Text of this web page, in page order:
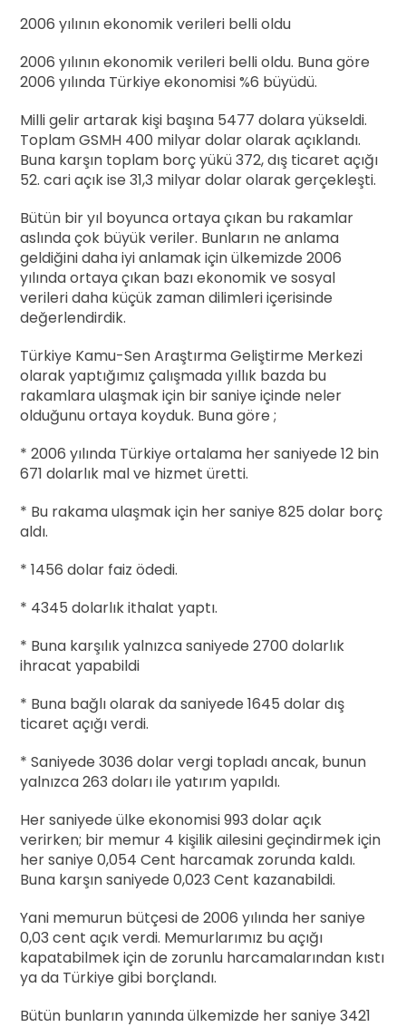
2006 yılının ekonomik verileri belli oldu
2006 yılının ekonomik verileri belli oldu. Buna göre
2006 yılında Türkiye ekonomisi %6 büyüdü.
Milli gelir artarak kişi başına 5477 dolara yükseldi.
Toplam GSMH 400 milyar dolar olarak açıklandı.
Buna karşın toplam borç yükü 372, dış ticaret açığı
52. cari açık ise 31,3 milyar dolar olarak gerçekleşti.
Bütün bir yıl boyunca ortaya çıkan bu rakamlar
aslında çok büyük veriler. Bunların ne anlama
geldiğini daha iyi anlamak için ülkemizde 2006
yılında ortaya çıkan bazı ekonomik ve sosyal
verileri daha küçük zaman dilimleri içerisinde
değerlendirdik.
Türkiye Kamu-Sen Araştırma Geliştirme Merkezi
olarak yaptığımız çalışmada yıllık bazda bu
rakamlara ulaşmak için bir saniye içinde neler
olduğunu ortaya koyduk. Buna göre ;
* 2006 yılında Türkiye ortalama her saniyede 12 bin
671 dolarlık mal ve hizmet üretti.
* Bu rakama ulaşmak için her saniye 825 dolar borç
aldı.
* 1456 dolar faiz ödedi.
* 4345 dolarlık ithalat yaptı.
* Buna karşılık yalnızca saniyede 2700 dolarlık
ihracat yapabildi
* Buna bağlı olarak da saniyede 1645 dolar dış
ticaret açığı verdi.
* Saniyede 3036 dolar vergi topladı ancak, bunun
yalnızca 263 doları ile yatırım yapıldı.
Her saniyede ülke ekonomisi 993 dolar açık
verirken; bir memur 4 kişilik ailesini geçindirmek için
her saniye 0,054 Cent harcamak zorunda kaldı.
Buna karşın saniyede 0,023 Cent kazanabildi.
Yani memurun bütçesi de 2006 yılında her saniye
0,03 cent açık verdi. Memurlarımız bu açığı
kapatabilmek için de zorunlu harcamalarından kıstı
ya da Türkiye gibi borçlandı.
Bütün bunların yanında ülkemizde her saniye 3421